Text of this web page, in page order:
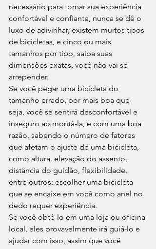
necessário para tornar sua experiência
confortável e confiante, nunca se dê o
luxo de adivinhar, existem muitos tipos
de bicicletas, e cinco ou mais
tamanhos por tipo, saiba suas
dimensões exatas, você não vai se
arrepender.
Se você pegar uma bicicleta do
tamanho errado, por mais boa que
seja, você se sentirá desconfortável e
inseguro ao montá-la, e com uma boa
razão, sabendo o número de fatores
que afetam o ajuste de uma bicicleta,
como altura, elevação do assento,
distância do guidão, flexibilidade,
entre outros; escolher uma bicicleta
que se encaixe em você como anel no
dedo requer experiência.
Se você obtê-lo em uma loja ou oficina
local, eles provavelmente irá guiá-lo e
ajudar com isso, assim que você